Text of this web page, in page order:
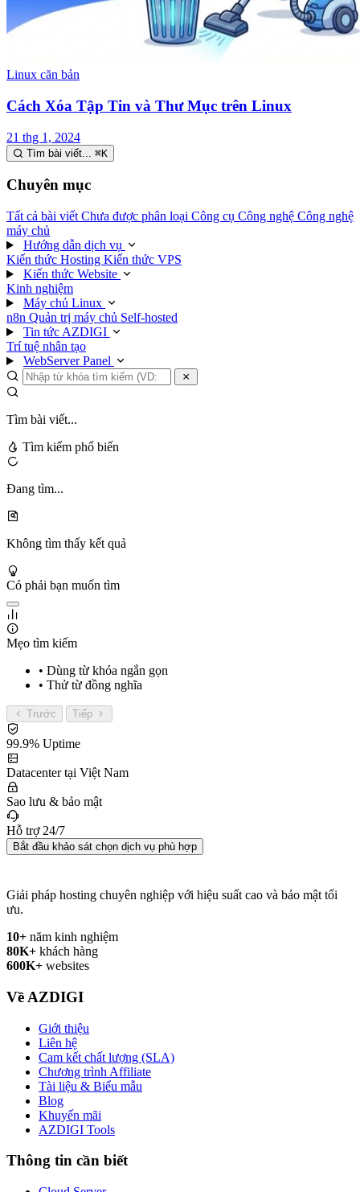
Linux căn bản
Cách Xóa Tập Tin và Thư Mục trên Linux
21 thg 1, 2024
Tìm bài viết... ⌘K
Chuyên mục
Tất cả bài viết Chưa được phân loại Công cụ Công nghệ Công nghệ
máy chủ
Hướng dẫn dịch vụ
Kiến thức Hosting Kiến thức VPS
Kiến thức Website
Kinh nghiệm
Máy chủ Linux
n8n Quản trị máy chủ Self-hosted
Tin tức AZDIGI
Trí tuệ nhân tạo
WebServer Panel
Tìm bài viết...
Tìm kiếm phổ biến
Đang tìm...
Không tìm thấy kết quả
Có phải bạn muốn tìm
Mẹo tìm kiếm
• Dùng từ khóa ngắn gọn
• Thử từ đồng nghĩa
Trước Tiếp
99.9% Uptime
Datacenter tại Việt Nam
Sao lưu & bảo mật
Hỗ trợ 24/7
Bắt đầu khảo sát chọn dịch vụ phù hợp
Giải pháp hosting chuyên nghiệp với hiệu suất cao và bảo mật tối
ưu.
10+ năm kinh nghiệm
80K+ khách hàng
600K+ websites
Về AZDIGI
Giới thiệu
Liên hệ
Cam kết chất lượng (SLA)
Chương trình Affiliate
Tài liệu & Biểu mẫu
Blog
Khuyến mãi
AZDIGI Tools
Thông tin cần biết